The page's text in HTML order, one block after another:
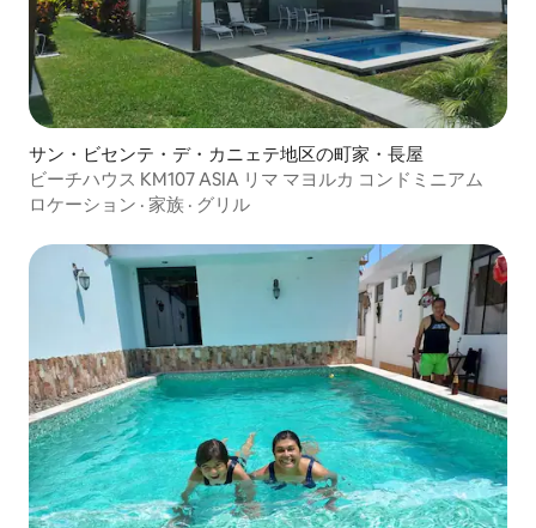
サン・ビセンテ・デ・カニェテ地区の町家・長屋
ビーチハウス KM107 ASIA リマ マヨルカ コンドミニアム
ロケーション · 家族 · グリル